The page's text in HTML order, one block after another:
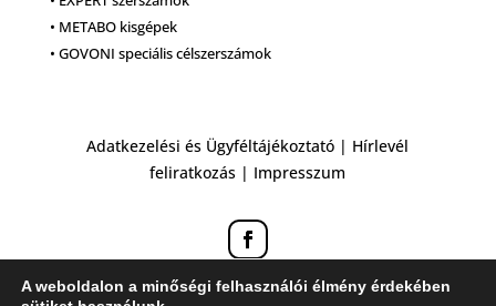
• METABO kisgépek
• GOVONI speciális célszerszámok
Adatkezelési és Ügyféltájékoztató | Hírlevél
feliratkozás | Impresszum
A weboldalon a minőségi felhasználói élmény érdekében